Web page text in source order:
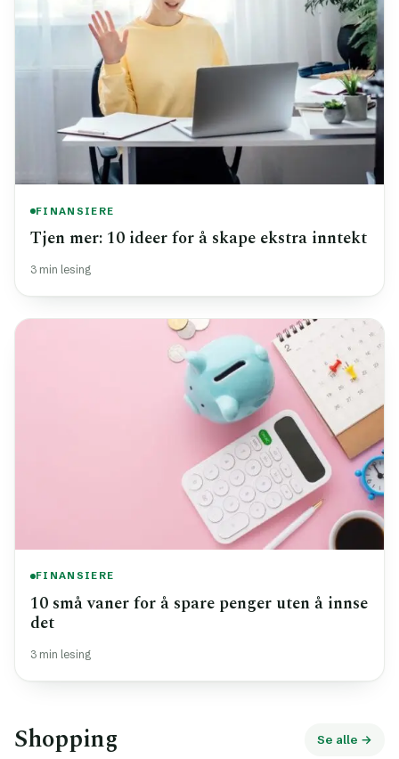
FINANSIERE
Tjen mer: 10 ideer for å skape ekstra inntekt
3 min lesing
FINANSIERE
10 små vaner for å spare penger uten å innse
det
3 min lesing
Shopping Se alle →